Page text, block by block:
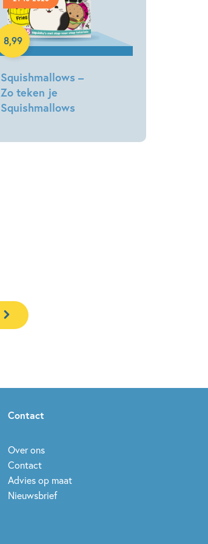
Squishmallows –
Zo teken je
Squishmallows
8,99
Paperback
Contact
Over ons
Contact
Advies op maat
Nieuwsbrief